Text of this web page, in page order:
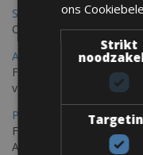
Saint Raphael
Ontdek Saint Raphael,
Ajaccio Fietsverhuur
Fietsen in Ajaccio,
verscheidenheid aan
Porec Fietsverhuur
Fiets over sfeervolle
Adriatische kust en het
ons
Strikt